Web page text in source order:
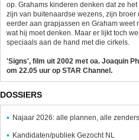
op. Grahams kinderen denken dat ze het
zijn van buitenaardse wezens, zijn broer
eerder aan grapjassen en Graham weet
wat hij moet denken. Maar er lijkt toch
speciaals aan de hand met die cirkels.
'Signs', film uit 2002 met oa. Joaquin
om 22.05 uur op STAR Channel.
DOSSIERS
Najaar 2026: alle plannen, alle
Kandidaten/publiek Gezocht NL